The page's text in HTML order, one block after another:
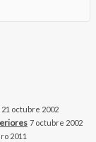
21 octubre 2002
7 octubre 2002
2011